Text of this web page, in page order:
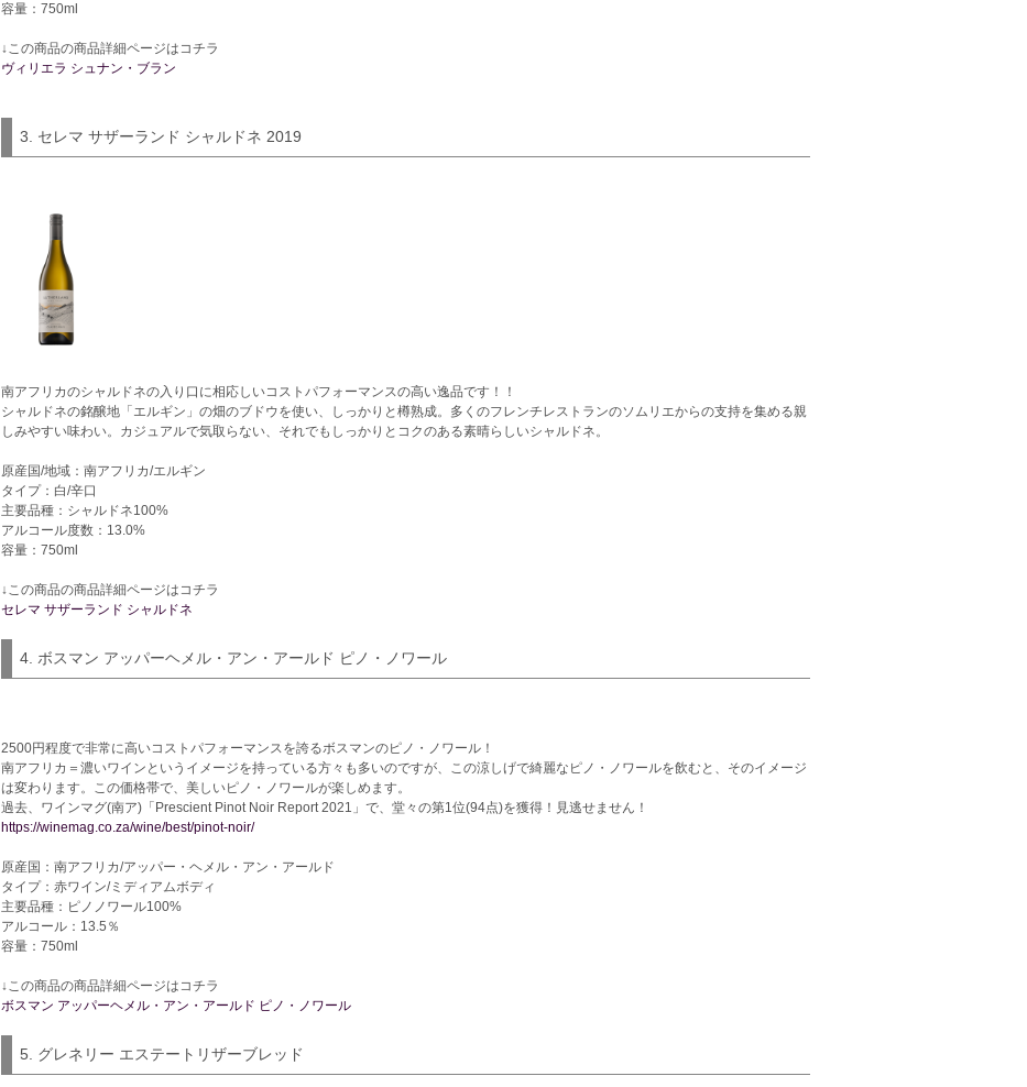
容量：750ml
↓この商品の商品詳細ページはコチラ
ヴィリエラ シュナン・ブラン
3. セレマ サザーランド シャルドネ 2019
南アフリカのシャルドネの入り口に相応しいコストパフォーマンスの高い逸品です！！
シャルドネの銘醸地「エルギン」の畑のブドウを使い、しっかりと樽熟成。多くのフレンチレストランのソムリエからの支持を集める親
しみやすい味わい。カジュアルで気取らない、それでもしっかりとコクのある素晴らしいシャルドネ。
原産国/地域：南アフリカ/エルギン
タイプ：白/辛口
主要品種：シャルドネ100%
アルコール度数：13.0%
容量：750ml
↓この商品の商品詳細ページはコチラ
セレマ サザーランド シャルドネ
4. ボスマン アッパーヘメル・アン・アールド ピノ・ノワール
2500円程度で非常に高いコストパフォーマンスを誇るボスマンのピノ・ノワール！
南アフリカ＝濃いワインというイメージを持っている方々も多いのですが、この涼しげで綺麗なピノ・ノワールを飲むと、そのイメージ
は変わります。この価格帯で、美しいピノ・ノワールが楽しめます。
過去、ワインマグ(南ア)「Prescient Pinot Noir Report 2021」で、堂々の第1位(94点)を獲得！見逃せません！
https://winemag.co.za/wine/best/pinot-noir/
原産国：南アフリカ/アッパー・ヘメル・アン・アールド
タイプ：赤ワイン/ミディアムボディ
主要品種：ピノノワール100%
アルコール：13.5％
容量：750ml
↓この商品の商品詳細ページはコチラ
ボスマン アッパーヘメル・アン・アールド ピノ・ノワール
5. グレネリー エステートリザーブレッド